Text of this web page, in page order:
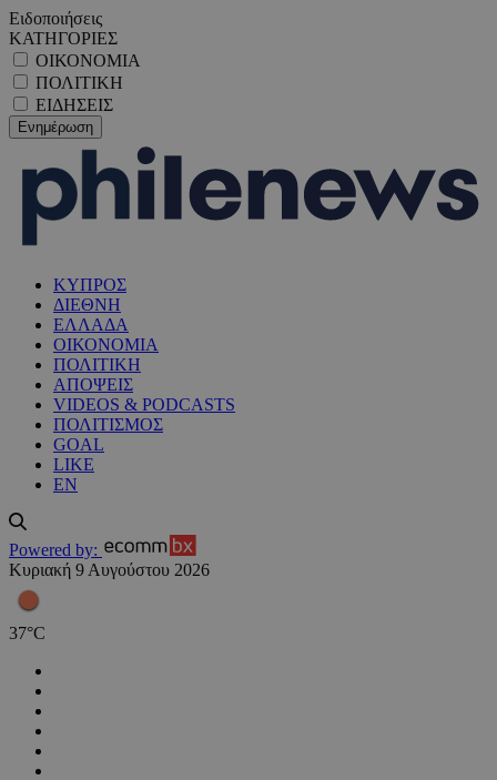
Ειδοποιήσεις
ΚΑΤΗΓΟΡΙΕΣ
ΟΙΚΟΝΟΜΙΑ
ΠΟΛΙΤΙΚΗ
ΕΙΔΗΣΕΙΣ
ΚΥΠΡΟΣ
ΔΙΕΘΝΗ
ΕΛΛΑΔΑ
ΟΙΚΟΝΟΜΙΑ
ΠΟΛΙΤΙΚΗ
ΑΠΟΨΕΙΣ
VIDEOS & PODCASTS
ΠΟΛΙΤΙΣΜΟΣ
GOAL
LIKE
EN
Powered by:
Κυριακή 9 Αυγούστου 2026
37°C